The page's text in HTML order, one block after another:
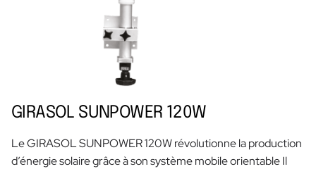
GIRASOL SUNPOWER 120W
Le GIRASOL SUNPOWER 120W révolutionne la production
d’énergie solaire grâce à son système mobile orientable Il